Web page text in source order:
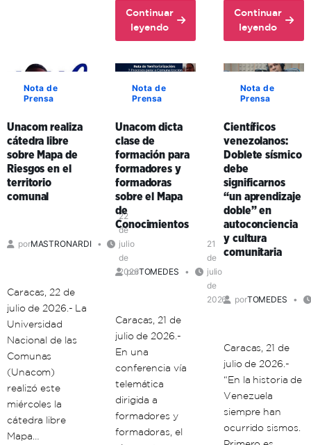
Hugo
Chávez
Continuar
leyendo
about
Ante
guerra
cognitiva,
investigador
expresó
que
existe
la
necesidad
de
una
ética
de
la
vida
Continuar
leyendo
about
Unacom
enlaces
formativos
en
fortalecen
la
educación
universitaria
en
el
territorio
comunal
Nota de
Prensa
Unacom realiza
cátedra libre
sobre Mapa de
Riesgos en el
territorio
comunal
porMASTRONARDI
22
de
julio
de
2026
Caracas, 22 de
julio de 2026.- La
Universidad
Nacional de las
Comunas
(Unacom)
realizó este
miércoles la
cátedra libre
Mapa…
Nota de
Prensa
Unacom dicta
clase de
formación para
formadores y
formadoras
sobre el Mapa
de
Conocimientos
porTOMEDES
21
de
julio
de
2026
Caracas, 21 de
julio de 2026.-
En una
conferencia vía
telemática
dirigida a
formadores y
formadoras, el
Nota de
Prensa
Científicos
venezolanos:
Doblete sísmico
debe
significarnos
“un aprendizaje
doble” en
autoconciencia
y cultura
comunitaria
porTOMEDES
Caracas, 21 de
julio de 2026.-
“En la historia de
Venezuela
siempre han
ocurrido sismos.